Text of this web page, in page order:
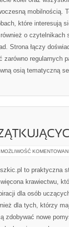
mobilnością.
które interesują
o czytelnikach
Strona łączy
regularnych
osią tematyczną
MOŻLIWOŚĆ
to praktyczna
krawiectwu,
dla osób
dla tych, którzy
zdobywać nowe